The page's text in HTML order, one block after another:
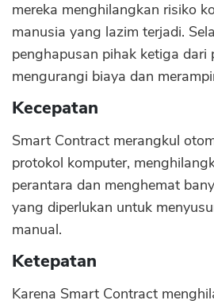
mereka menghilangkan risiko
manusia yang lazim terjadi.
penghapusan pihak ketiga dari
mengurangi biaya dan
Kecepatan
Smart Contract merangkul
protokol komputer,
perantara dan menghemat
yang diperlukan untuk
manual.
Ketepatan
Karena Smart Contract